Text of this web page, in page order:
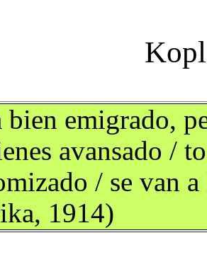
bien emigrado,
avansado /
/ se van
1914)